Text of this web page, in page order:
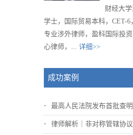
财经大
学士，国际贸易本科，CET-6
专业涉外律师，盈科国际投
心律师，... 详细>>
成功案例
最高人民法院发布首批查明
律师解析｜非对称管辖协